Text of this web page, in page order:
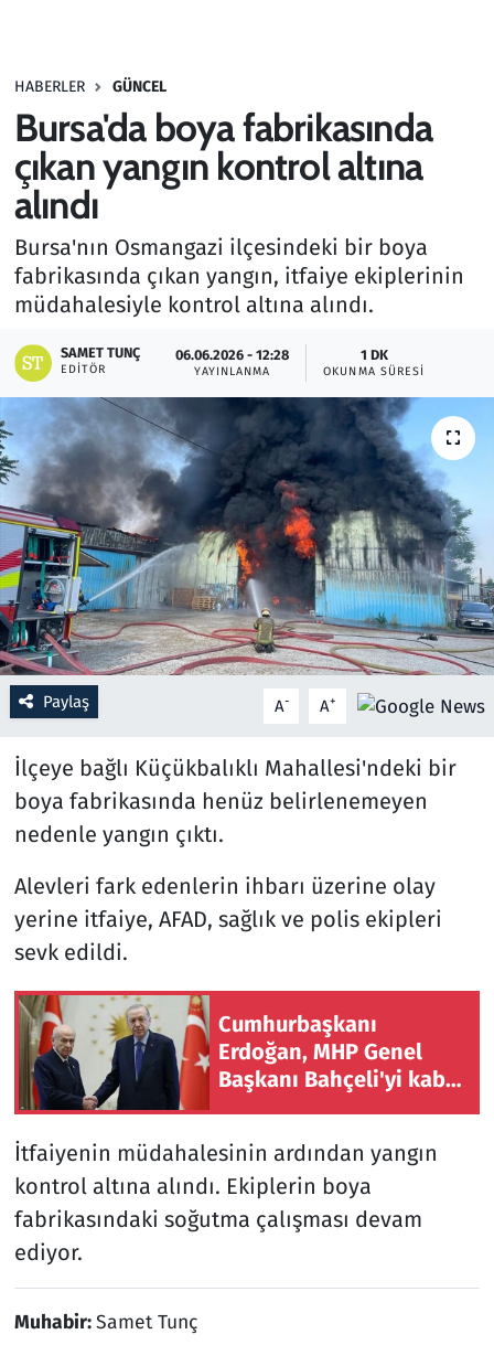
HABERLER GÜNCEL
Bursa'da boya fabrikasında
çıkan yangın kontrol altına
alındı
Bursa'nın Osmangazi ilçesindeki bir boya
fabrikasında çıkan yangın, itfaiye ekiplerinin
müdahalesiyle kontrol altına alındı.
SAMET TUNÇ
EDITÖR
06.06.2026 - 12:28
YAYINLANMA
1 DK
OKUNMA SÜRESI
Paylaş A- A+
İlçeye bağlı Küçükbalıklı Mahallesi'ndeki bir
boya fabrikasında henüz belirlenemeyen
nedenle yangın çıktı.
Alevleri fark edenlerin ihbarı üzerine olay
yerine itfaiye, AFAD, sağlık ve polis ekipleri
sevk edildi.
Cumhurbaşkanı
Erdoğan, MHP Genel
Başkanı Bahçeli'yi kabul
İtfaiyenin müdahalesinin ardından yangın
kontrol altına alındı. Ekiplerin boya
fabrikasındaki soğutma çalışması devam
ediyor.
Muhabir:Samet Tunç
Haber
Kurumsal Haberler
Lezzet Durağı
Memur ve Kamu
Otomobil
Oyun
Ramazan
Resmi İlanlar
Rüya Tabirleri
Sağlık
Savunma Sanayi
Seçim 2023
Spor
Teknoloji ve Bilim
Televizyon